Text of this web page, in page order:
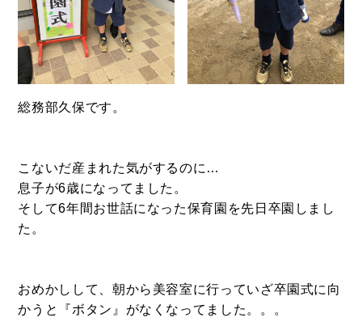
総務部久保です。
こないだ産まれた気がするのに…
息子が6歳になってました。
そして6年間お世話になった保育園を先日卒園しまし
た。
おめかしして、朝から美容室に行っていざ卒園式に向
かうと『ボタン』がなくなってました。。。